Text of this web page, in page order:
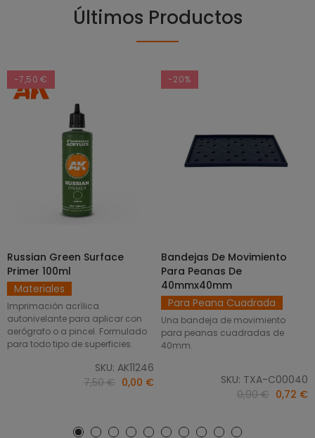
Últimos Productos
-7,50 €
AÑADIR AL CARRITO
Russian Green Surface
Primer 100ml
Materiales
Imprimación acrílica
autonivelante para aplicar con
aerógrafo o a pincel. Formulado
para todo tipo de superficies.
SKU: AK11246
7,50 € 0,00 €
-20%
SELECCIONAR OPCIONES
Bandejas De Movimiento
Para Peanas De
40mmx40mm
Para Peana Cuadrada
Una bandeja de movimiento
para peanas cuadradas de
40mm.
SKU: TXA-C00040
0,90 € 0,72 €